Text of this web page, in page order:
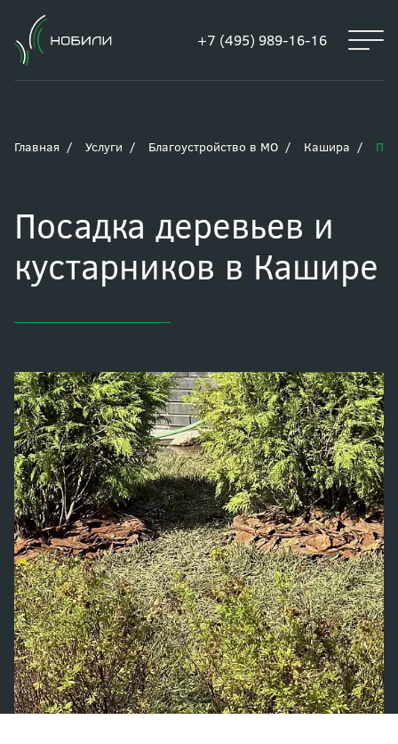
+7 (495) 989-16-16
Главная Услуги Благоустройство в МО Кашира
Посадка деревьев и
кустарников в Кашире